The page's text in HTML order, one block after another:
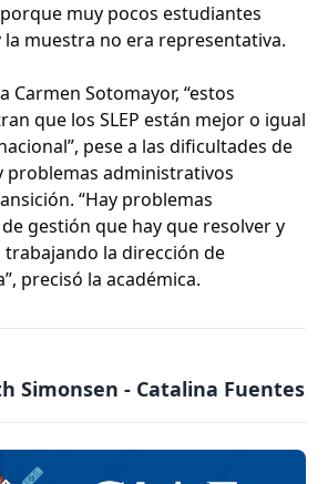
muy pocos estudiantes
muestra no era representativa.
Carmen Sotomayor, “estos
que los SLEP están mejor o igual
pese a las dificultades de
problemas administrativos
“Hay problemas
gestión que hay que resolver y
trabajando la dirección de
precisó la académica.
Simonsen - Catalina Fuentes